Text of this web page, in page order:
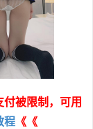
被限制，可用
程 《《